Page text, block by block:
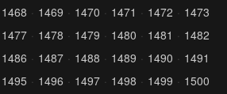
1468 1469 1470 1471 1472
1473
1477 1478 1479 1480 1481
1482
1486 1487 1488 1489 1490
1491
1495 1496 1497 1498 1499
1500